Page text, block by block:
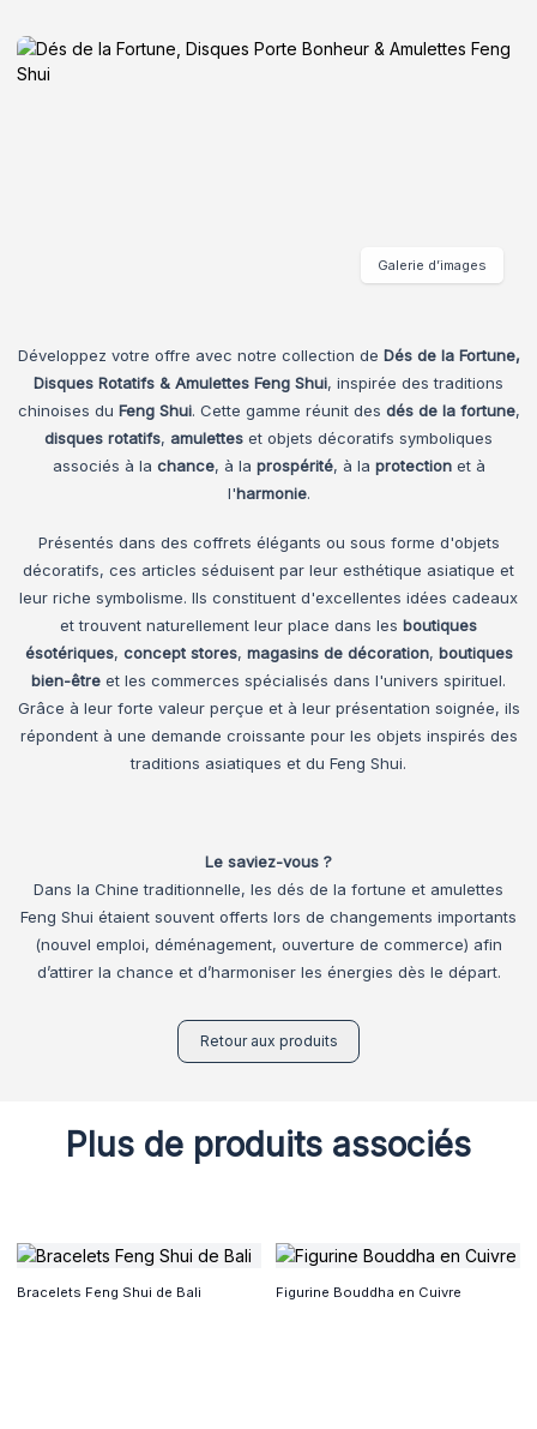
Développez votre offre avec notre collection de Dés de la Fortune,
Disques Rotatifs & Amulettes Feng Shui, inspirée des traditions
chinoises du Feng Shui. Cette gamme réunit des dés de la fortune,
disques rotatifs, amulettes et objets décoratifs symboliques
associés à la chance, à la prospérité, à la protectionet à
l'harmonie.
Présentés dans des coffrets élégants ou sous forme d'objets
décoratifs, ces articles séduisent par leur esthétique asiatique et
leur riche symbolisme. Ils constituent d'excellentes idées cadeaux
et trouvent naturellement leur place dans les boutiques
ésotériques, concept stores, magasins de décoration, boutiques
bien-être et les commerces spécialisés dans l'univers spirituel.
Grâce à leur forte valeur perçue et à leur présentation soignée, ils
répondent à une demande croissante pour les objets inspirés des
traditions asiatiques et du Feng Shui.
Le saviez-vous ?
Dans la Chine traditionnelle, les dés de la fortune et amulettes
Feng Shui étaient souvent offerts lors de changements importants
(nouvel emploi, déménagement, ouverture de commerce) afin
d’attirer la chance et d’harmoniser les énergies dès le départ.
Retour aux produits
Galerie d’images
Plus de produits associés
Bracelets Feng Shui de Bali Figurine Bouddha en Cuivre